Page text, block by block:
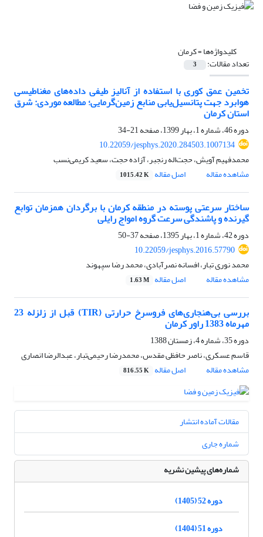
کلیدواژه‌ها =کرمان
تعداد مقالات: 3
تخمین عمق کوری با استفاده از آنالیز طیفی داده‌های مغناطیسی
هوابرد جهت پتانسیل‌یابی منابع زمین‌گرمایی؛ مطالعه موردی: شرق
استان کرمان
دوره 46، شماره 1، بهار 1399، صفحه
21-34
10.22059/jesphys.2020.284503.1007134
محمدفهیم آویش، حجت‌اله رنجبر، آزاده حجت، سعید کریمی‌نسب
مشاهده مقاله
اصل مقاله 1015.42 K
ساختار سرعتی پوسته در منطقه کرمان با برگردان همزمان توابع
گیرنده و پاشندگی سرعت گروه امواج رایلی
دوره 42، شماره 1، بهار 1395، صفحه
37-50
10.22059/jesphys.2016.57790
محمد نوری تبار، افسانه نصرآبادی، محمد رضا سپهوند
مشاهده مقاله
اصل مقاله 1.63 M
بررسی بی‌هنجاری‌های فروسرخ حرارتی (TIR) قبل از زلزله 23
مهرماه 1383 راور کرمان
دوره 35، شماره 4، زمستان 1388
قاسم عسکری، ناصر حافظی مقدس، محمدرضا رحیمی‌تبار، عبدالرضا انصاری
مشاهده مقاله
اصل مقاله 816.55 K
مقالات آماده انتشار
شماره جاری
شماره‌های پیشین نشریه
دوره 52 (1405)
دوره 51 (1404)